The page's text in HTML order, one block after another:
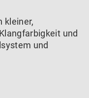
kleiner,
und
und